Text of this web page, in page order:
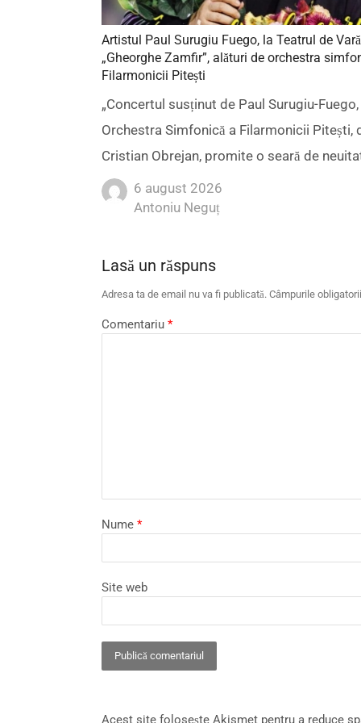
Artistul Paul Surugiu Fuego, la Teatrul de Vară
„Gheorghe Zamfir”, alături de orchestra
Filarmonicii Pitești
„Concertul susținut de Paul Surugiu-
Orchestra Simfonică a Filarmonicii Pitești,
Cristian Obrejan, promite o seară de
6 august 2026
Author
Antoniu Neguț
Lasă un răspuns
Adresa ta de email nu va fi publicată. Câmpurile
Comentariu *
Nume *
Site web
Acest site folosește Akismet pentru a reduce